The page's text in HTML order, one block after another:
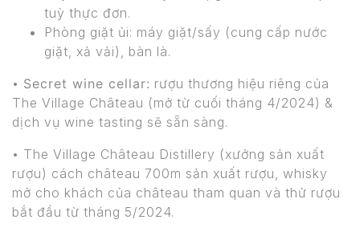
tuỳ thực đơn.
Phòng giặt ủi: máy giặt/sấy (cung cấp nước
giặt, xả vải), bàn là.
• Secret wine cellar: rượu thương hiệu riêng của
The Village Château (mở từ cuối tháng 4/2024) &
dịch vụ wine tasting sẽ sẵn sàng.
• The Village Château Distillery (xưởng sản xuất
rượu) cách château 700m sản xuất rượu, whisky
mở cho khách của château tham quan và thử rượu
bắt đầu từ tháng 5/2024.